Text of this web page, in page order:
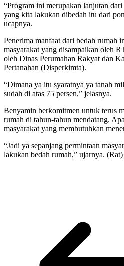
“Program ini merupakan lanjutan
yang kita lakukan dibedah itu dari
ucapnya.
Penerima manfaat dari bedah rumah
masyarakat yang disampaikan oleh
oleh Dinas Perumahan Rakyat dan
Pertanahan (Disperkimta).
“Dimana ya itu syaratnya ya tanah
sudah di atas 75 persen,” jelasnya.
Benyamin berkomitmen untuk terus
rumah di tahun-tahun mendatang.
masyarakat yang membutuhkan
“Jadi ya sepanjang permintaan
lakukan bedah rumah,” ujarnya. (Rat)